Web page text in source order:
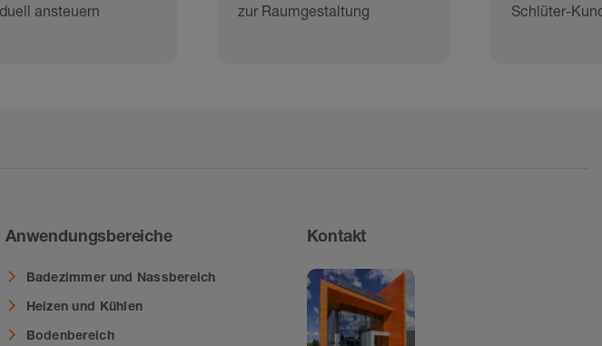
ansteuern
zur Raumgestaltung
Schlüter-
Anwendungsbereiche
Badezimmer und Nassbereich
Heizen und Kühlen
Bodenbereich
Kontakt